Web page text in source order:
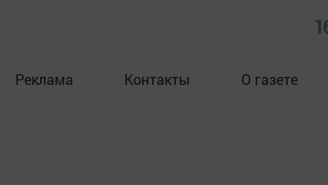
Реклама Контакты О газете